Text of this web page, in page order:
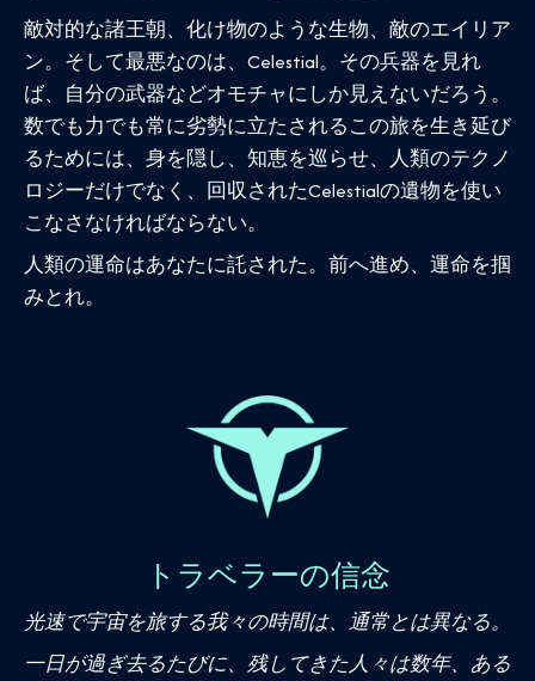
敵対的な諸王朝、化け物のような生物、敵のエイリア
ン。そして最悪なのは、Celestial。その兵器を見れ
ば、自分の武器などオモチャにしか見えないだろう。
数でも力でも常に劣勢に立たされるこの旅を生き延び
るためには、身を隠し、知恵を巡らせ、人類のテクノ
ロジーだけでなく、回収されたCelestialの遺物を使い
こなさなければならない。
人類の運命はあなたに託された。前へ進め、運命を掴
みとれ。
トラベラーの信念
光速で宇宙を旅する我々の時間は、通常とは異なる。
一日が過ぎ去るたびに、残してきた人々は数年、ある